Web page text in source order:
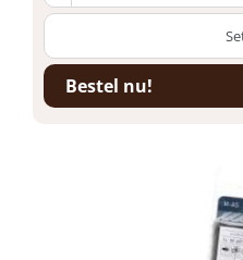
Bestel nu!